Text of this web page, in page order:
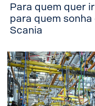
Para quem quer
para quem
Scania